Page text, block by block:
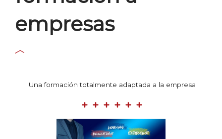
empresas
Una formación totalmente adaptada a la empresa